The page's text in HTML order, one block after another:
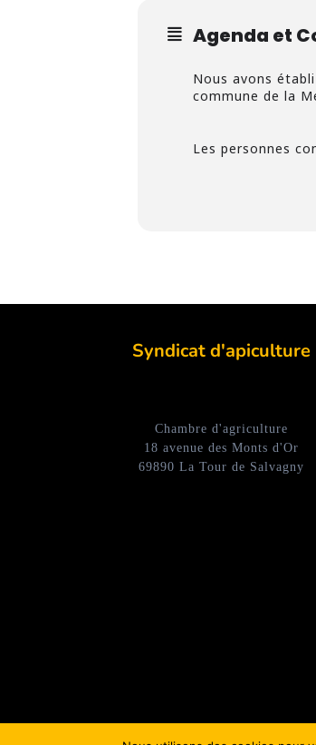
Agenda et
Nous avons
commune de la
Les personnes
Syndicat d'apiculture
Chambre d'agriculture
18 avenue des Monts d'Or
69890 La Tour de Salvagny